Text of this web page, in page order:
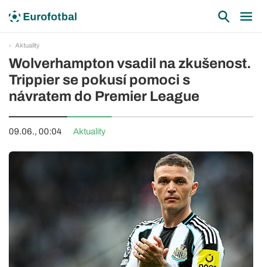
Aktuality
Wolverhampton vsadil na zkušenost.
Trippier se pokusí pomoci s
návratem do Premier League
09.06., 00:04 Aktuality